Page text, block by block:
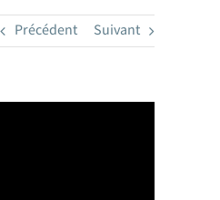
Précédent Suivant